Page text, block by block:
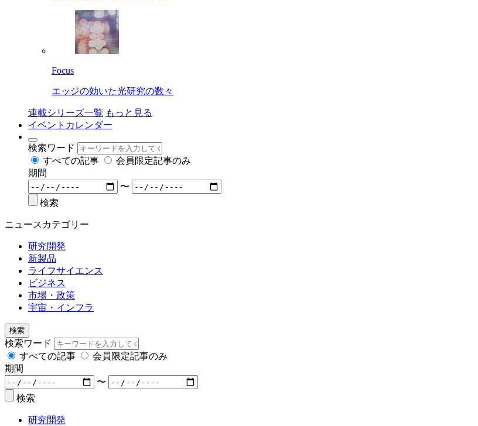
Focus
エッジの効いた光研究の数々
連載シリーズ一覧 もっと見る
イベントカレンダー
検索ワード
すべての記事
会員限定記事のみ
期間
〜
検索
ニュースカテゴリー
研究開発
新製品
ライフサイエンス
ビジネス
市場・政策
宇宙・インフラ
検索
検索ワード
すべての記事
会員限定記事のみ
期間
〜
検索
研究開発